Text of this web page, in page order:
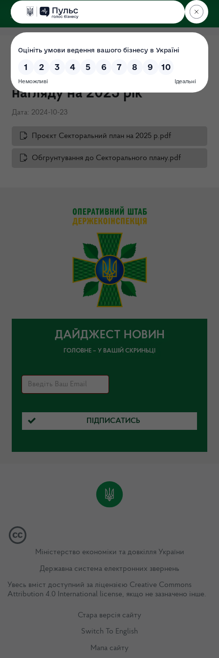
ДЕРЖЕКОІНСПЕКЦІЯ
Проєкт секторального плану
державного ринкового
нагляду на 2025 рік
Дата: 2024-10-23
Проєкт Секторальний план на 2025 р.pdf
Обгрунтування до Секторального плану.pdf
ДАЙДЖЕСТ НОВИН
ГОЛОВНЕ – У ВАШІЙ СКРИНЬЦІ
ПІДПИСАТИСЬ
Міністерство економіки та довкілля України
Державна система електронних звернень
Увесь вміст доступний за ліцензією Creative Commons
Attribution 4.0 International license, якщо не зазначено інше.
Стара версія сайту
Switch To English
Мапа сайту